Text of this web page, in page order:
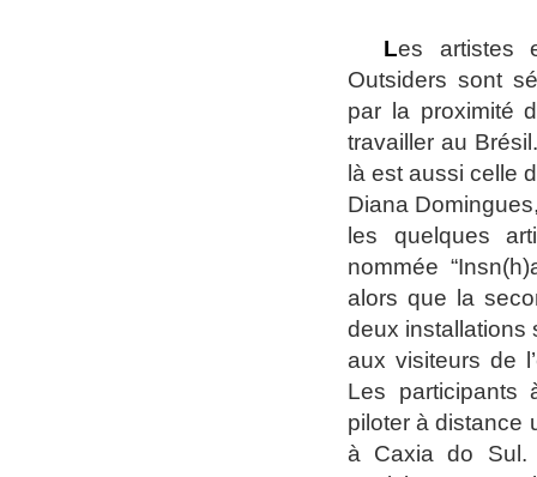
Les artistes
Outsiders sont
par la proximité
travailler au
là est aussi celle
Diana
les quelques
nommée
alors que la
deux installations
aux visiteurs de
Les participants
piloter à distance
à Caxia do Sul.